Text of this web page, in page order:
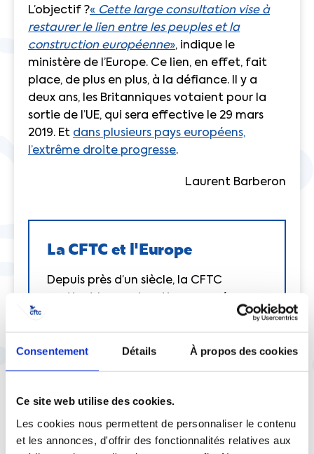
Consentement Détails À propos des cookies
Ce site web utilise des cookies.
Les cookies nous permettent de personnaliser le contenu
et les annonces, d'offrir des fonctionnalités relatives aux
L’objectif ?« Cette large consultation vise à
restaurer le lien entre les peuples et la
construction européenne», indique le
ministère de l’Europe. Ce lien, en effet, fait
place, de plus en plus, à la défiance. Il y a
deux ans, les Britanniques votaient pour la
sortie de l’UE, qui sera effective le 29 mars
2019. Et dans plusieurs pays européens,
l’extrême droite progresse.
Laurent Barberon
La CFTC et l'Europe
Depuis près d’un siècle, la CFTC
Chrétiens-sociaux.
Favoriser la cohésion entre tous les
pays du continent dans un espace